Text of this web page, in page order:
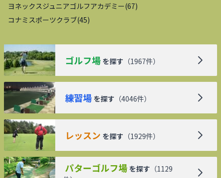
ヨネックスジュニアゴルフアカデミー(67)
コナミスポーツクラブ(45)
ゴルフ場 を探す （1967件）
練習場 を探す （4046件）
レッスン を探す （1929件）
パターゴルフ場 を探す （1129